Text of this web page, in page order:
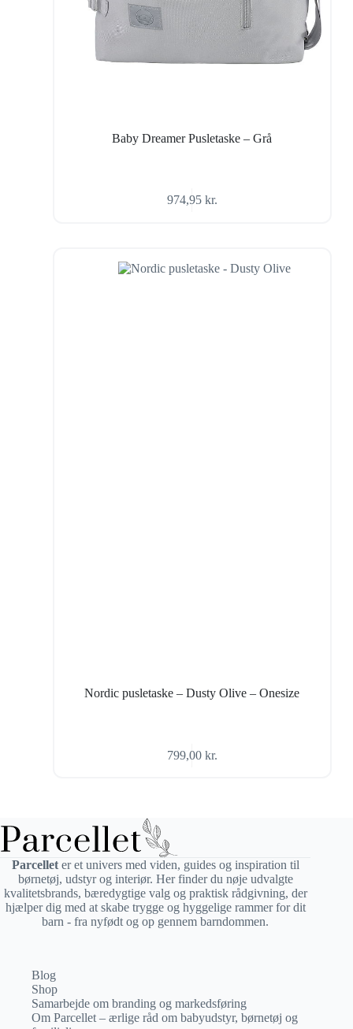
Baby Dreamer Pusletaske – Grå
974,95 kr.
Nordic pusletaske – Dusty Olive – Onesize
799,00 kr.
Parcelleter et univers med viden, guides og inspiration til
børnetøj, udstyr og interiør. Her finder du nøje udvalgte
kvalitetsbrands, bæredygtige valg og praktisk rådgivning, der
hjælper dig med at skabe trygge og hyggelige rammer for dit
barn - fra nyfødt og op gennem barndommen.
Blog
Shop
Samarbejde om branding og markedsføring
Om Parcellet – ærlige råd om babyudstyr, børnetøj og